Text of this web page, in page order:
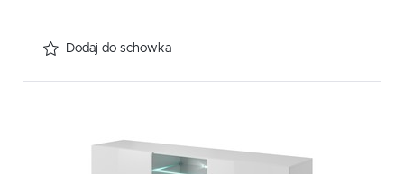
Dodaj do schowka